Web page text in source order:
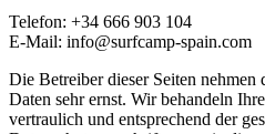
Telefon: +34 666 903 104
E-Mail: info@surfcamp-spain.com
Die Betreiber dieser Seiten nehmen
Daten sehr ernst. Wir behandeln
vertraulich und entsprechend der